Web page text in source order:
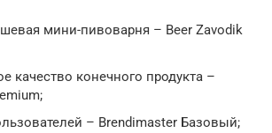
мини-пивоварня – Beer Zavodik
качество конечного продукта –
– Brendimaster Базовый;